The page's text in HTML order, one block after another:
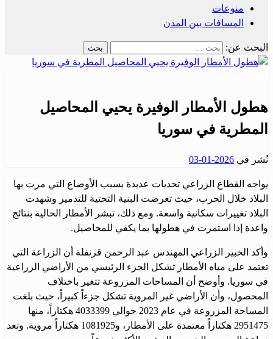
منوعات
المسافات بين المدن
البحث عن:
هطول الأمطار الوفيرة يحيي المحاصيل
المطرية في سوريا
نُشر في 2026-01-03
يواجه القطاع الزراعي تحديات عديدة بسبب الأوضاع التي مرت بها
البلاد خلال الحرب، حيث تعرضت البنية التحتية للتدمير وشهدت
البلاد تغييرات سكانية واسعة. ومع ذلك، تبشر الأمطار الحالية بنتائج
واعدة إذا استمرت في هطولها بما يكفي للمحاصيل.
وأكد الخبير الزراعي المهندس عبد الرحمن قرنفلة أن الزراعة التي
تعتمد على مياه الأمطار تشكل الجزء الرئيسي من الأراضي الزراعية
في سوريا. وأوضح أن المساحات المزروعة تتغير باختلاف
المحصول، وأن الأراضي غير المروية تشكل جزءاً كبيراً، حيث بلغت
المساحة المزروعة في عام 2023 حوالي 4033399 هكتاراً، منها
2951475 هكتاراً معتمدة على الأمطار، و1081925 هكتاراً مروية. وتعد